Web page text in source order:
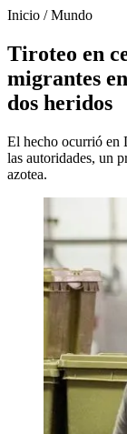
Inicio /Mundo
Tiroteo en
migrantes
dos heridos
El hecho ocurrió en
las autoridades, un
azotea.